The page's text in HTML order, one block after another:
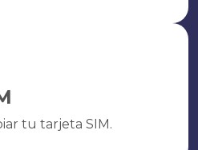
tu tarjeta SIM.